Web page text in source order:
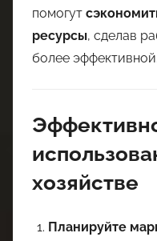
помогут
ресурсы, сделав
более эффективной.
хозяйстве
Планируйте